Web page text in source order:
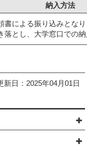
納入方法
書による振り込みとな
落とし、大学窓口での
新日：2025年04月01日